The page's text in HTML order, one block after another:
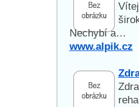
Nechybí a…
www.alpik.cz